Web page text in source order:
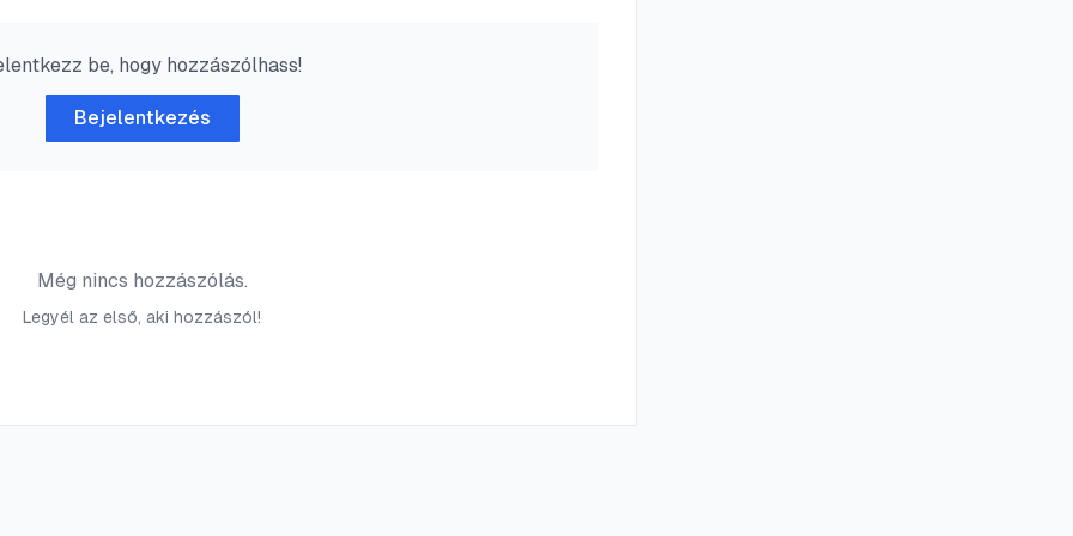
be, hogy hozzászólhass!
Bejelentkezés
Még nincs hozzászólás.
Legyél az első, aki hozzászól!